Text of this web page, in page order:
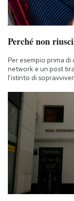
Perché non
Per esempio prima
network e un post
l'istinto di